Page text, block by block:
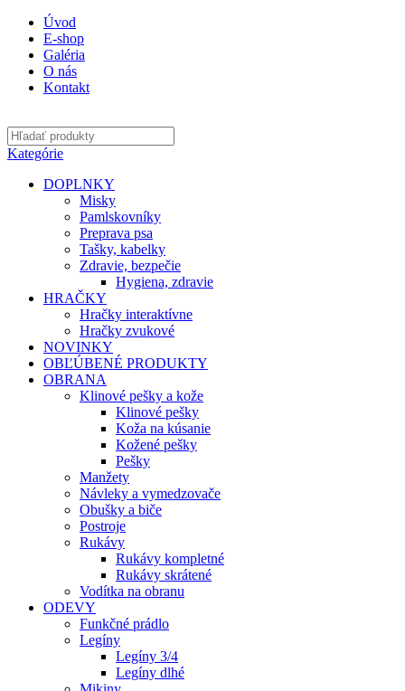
Úvod
E-shop
Galéria
O nás
Kontakt
Kategórie
DOPLNKY
Misky
Pamlskovníky
Preprava psa
Tašky, kabelky
Zdravie, bezpečie
Hygiena, zdravie
HRAČKY
Hračky interaktívne
Hračky zvukové
NOVINKY
OBĽÚBENÉ PRODUKTY
OBRANA
Klinové pešky a kože
Klinové pešky
Koža na kúsanie
Kožené pešky
Pešky
Manžety
Návleky a vymedzovače
Obušky a biče
Postroje
Rukávy
Rukávy kompletné
Rukávy skrátené
Vodítka na obranu
ODEVY
Funkčné prádlo
Legíny
Legíny 3/4
Legíny dlhé